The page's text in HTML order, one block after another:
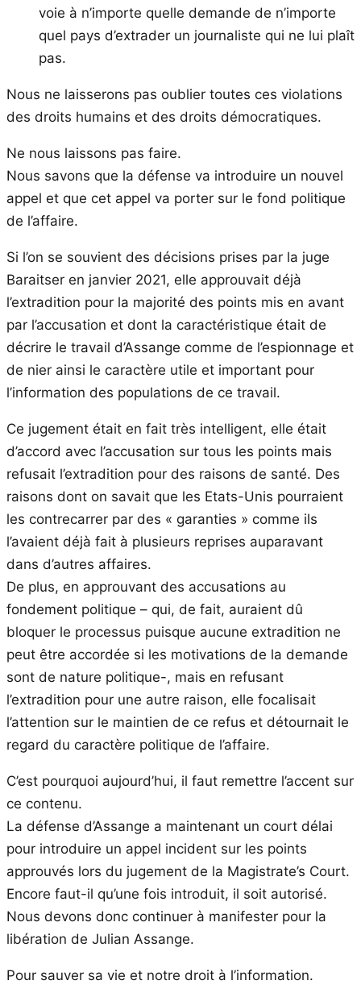
voie à n’importe quelle demande de n’importe
quel pays d’extrader un journaliste qui ne lui plaît
pas.
Nous ne laisserons pas oublier toutes ces violations
des droits humains et des droits démocratiques.
Ne nous laissons pas faire.
Nous savons que la défense va introduire un nouvel
appel et que cet appel va porter sur le fond politique
de l’affaire.
Si l’on se souvient des décisions prises par la juge
Baraitser en janvier 2021, elle approuvait déjà
l’extradition pour la majorité des points mis en avant
par l’accusation et dont la caractéristique était de
décrire le travail d’Assange comme de l’espionnage et
de nier ainsi le caractère utile et important pour
l’information des populations de ce travail.
Ce jugement était en fait très intelligent, elle était
d’accord avec l’accusation sur tous les points mais
refusait l’extradition pour des raisons de santé. Des
raisons dont on savait que les Etats-Unis pourraient
les contrecarrer par des « garanties » comme ils
l’avaient déjà fait à plusieurs reprises auparavant
dans d’autres affaires.
De plus, en approuvant des accusations au
fondement politique – qui, de fait, auraient dû
bloquer le processus puisque aucune extradition ne
peut être accordée si les motivations de la demande
sont de nature politique-, mais en refusant
l’extradition pour une autre raison, elle focalisait
l’attention sur le maintien de ce refus et détournait le
regard du caractère politique de l’affaire.
C’est pourquoi aujourd’hui, il faut remettre l’accent sur
ce contenu.
La défense d’Assange a maintenant un court délai
pour introduire un appel incident sur les points
approuvés lors du jugement de la Magistrate’s Court.
Encore faut-il qu’une fois introduit, il soit autorisé.
Nous devons donc continuer à manifester pour la
libération de Julian Assange.
Pour sauver sa vie et notre droit à l’information.